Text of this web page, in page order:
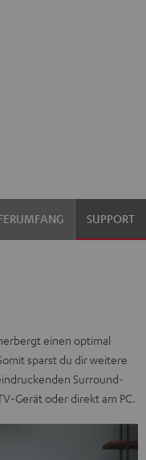
SUPPORT
einen optimal
sparst du dir weitere
Surround-
Gerät oder direkt am PC.